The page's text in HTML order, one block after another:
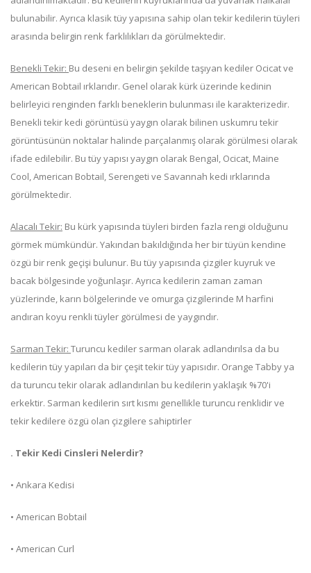
bulunabilir. Ayrıca klasik tüy yapısına sahip olan tekir kedilerin tüyleri
arasında belirgin renk farklılıkları da görülmektedir.
Benekli Tekir: Bu deseni en belirgin şekilde taşıyan kediler Ocicat ve
American Bobtail ırklarıdır. Genel olarak kürk üzerinde kedinin
belirleyici renginden farklı beneklerin bulunması ile karakterizedir.
Benekli tekir kedi görüntüsü yaygın olarak bilinen uskumru tekir
görüntüsünün noktalar halinde parçalanmış olarak görülmesi olarak
ifade edilebilir. Bu tüy yapısı yaygın olarak Bengal, Ocicat, Maine
Cool, American Bobtail, Serengeti ve Savannah kedi ırklarında
görülmektedir.
Alacalı Tekir: Bu kürk yapısında tüyleri birden fazla rengi olduğunu
görmek mümkündür. Yakından bakıldığında her bir tüyün kendine
özgü bir renk geçişi bulunur. Bu tüy yapısında çizgiler kuyruk ve
bacak bölgesinde yoğunlaşır. Ayrıca kedilerin zaman zaman
yüzlerinde, karın bölgelerinde ve omurga çizgilerinde M harfini
andıran koyu renkli tüyler görülmesi de yaygındır.
Sarman Tekir: Turuncu kediler sarman olarak adlandırılsa da bu
kedilerin tüy yapıları da bir çeşit tekir tüy yapısıdır. Orange Tabby ya
da turuncu tekir olarak adlandırılan bu kedilerin yaklaşık %70'i
erkektir. Sarman kedilerin sırt kısmı genellikle turuncu renklidir ve
tekir kedilere özgü olan çizgilere sahiptirler
. Tekir Kedi Cinsleri Nelerdir?
• Ankara Kedisi
• American Bobtail
• American Curl